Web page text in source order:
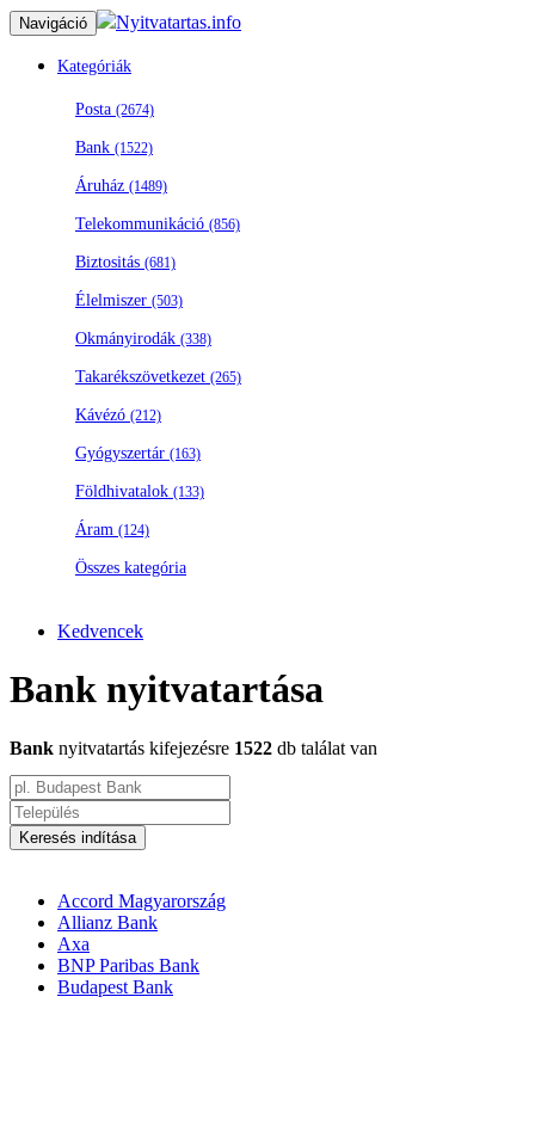
Navigáció Nyitvatartas.info
Kategóriák
Posta (2674)
Bank (1522)
Áruház (1489)
Telekommunikáció (856)
Biztositás (681)
Élelmiszer (503)
Okmányirodák (338)
Takarékszövetkezet (265)
Kávézó (212)
Gyógyszertár (163)
Földhivatalok (133)
Áram (124)
Összes kategória
Kedvencek
Bank nyitvatartása
Bank nyitvatartás kifejezésre 1522 db találat van
Keresés indítása
Accord Magyarország
Allianz Bank
Axa
BNP Paribas Bank
Budapest Bank